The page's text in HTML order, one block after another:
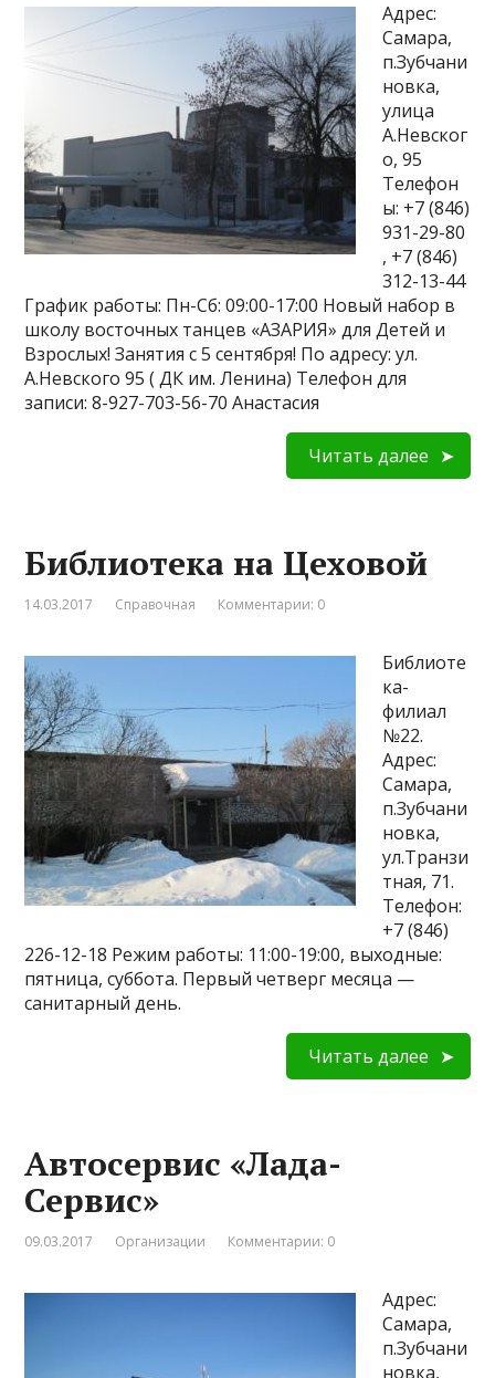
Адрес:
Самара,
п.Зубчани
новка,
улица
А.Невског
о, 95
Телефон
ы: +7 (846)
931-29-80
, +7 (846)
312-13-44
График работы: Пн-Сб: 09:00-17:00 Новый набор в
школу восточных танцев «АЗАРИЯ» для Детей и
Взрослых! Занятия с 5 сентября! По адресу: ул.
А.Невского 95 ( ДК им. Ленина) Телефон для
записи: 8-927-703-56-70 Анастасия
Читать далее
Библиотека на Цеховой
14.03.2017 Справочная Комментарии: 0
Библиоте
ка-
филиал
№22.
Адрес:
Самара,
п.Зубчани
новка,
ул.Транзи
тная, 71.
Телефон:
+7 (846)
226-12-18 Режим работы: 11:00-19:00, выходные:
пятница, суббота. Первый четверг месяца —
санитарный день.
Читать далее
Автосервис «Лада-
Сервис»
09.03.2017 Организации Комментарии: 0
Адрес:
Самара,
п.Зубчани
новка,